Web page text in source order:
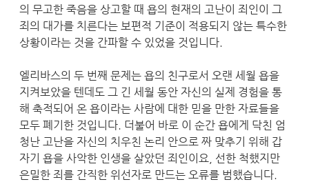
의 무고한 죽음을 상고할 때 욥의 현재의 고난이 죄인이 그
죄의 대가를 치른다는 보편적 기준이 적용되지 않는 특수한
상황이라는 것을 간파할 수 있었을 것입니다.
엘리바스의 두 번째 문제는 욥의 친구로서 오랜 세월 욥을
지켜보았을 텐데도 그 긴 세월 동안 자신의 실제 경험을 통
해 축적되어 온 욥이라는 사람에 대한 믿을 만한 자료들을
모두 폐기한 것입니다. 더불어 바로 이 순간 욥에게 닥친 엄
청난 고난을 자신의 치우친 논리 안으로 짜 맞추기 위해 갑
자기 욥을 사악한 인생을 살았던 죄인이요, 선한 척했지만
은밀한 죄를 간직한 위선자로 만드는 오류를 범했습니다.